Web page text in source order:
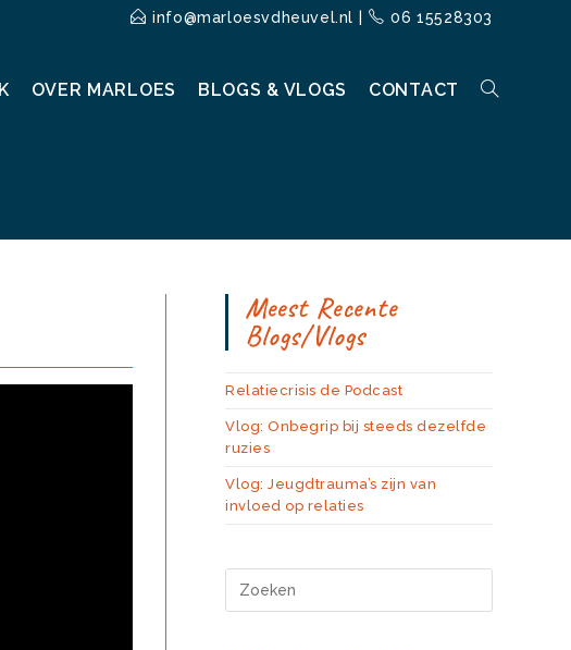
info@marloesvdheuvel.nl 06 15528303
OVER MARLOES BLOGS & VLOGS CONTACT TOGGLE
Meest Recente
Blogs/vlogs
Relatiecrisis de Podcast
Vlog: Onbegrip bij steeds dezelfde
ruzies
Vlog: Jeugdtrauma’s zijn van
invloed op relaties